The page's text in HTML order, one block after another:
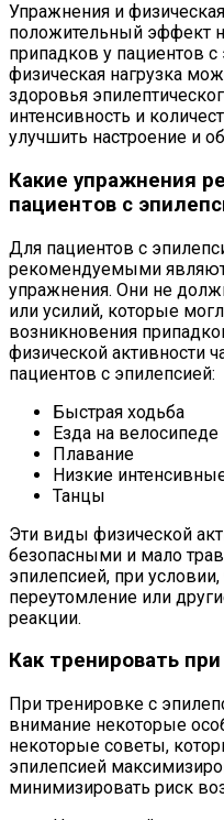
Упражнения и
положительный эффект
припадков у пациентов с
физическая нагрузка
здоровья
интенсивность и
улучшить настроение и
Какие упражнения
пациентов с
Для пациентов с
рекомендуемыми
упражнения. Они не
или усилий, которые
возникновения
физической активности
пациентов с эпилепсией:
Быстрая ходьба
Езда на велосипеде
Плавание
Низкие
Танцы
Эти виды физической
безопасными и мало
эпилепсией, при
переутомление или
реакции.
Как тренировать
При тренировке с
внимание некоторые
некоторые советы,
эпилепсией
минимизировать риск